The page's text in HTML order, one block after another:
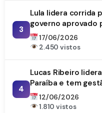
3
Lula lidera corrida
governo aprovado
17/06/2026
2.450 vistos
4
Lucas Ribeiro
Paraíba e tem
DataTrends
12/06/2026
1.810 vistos